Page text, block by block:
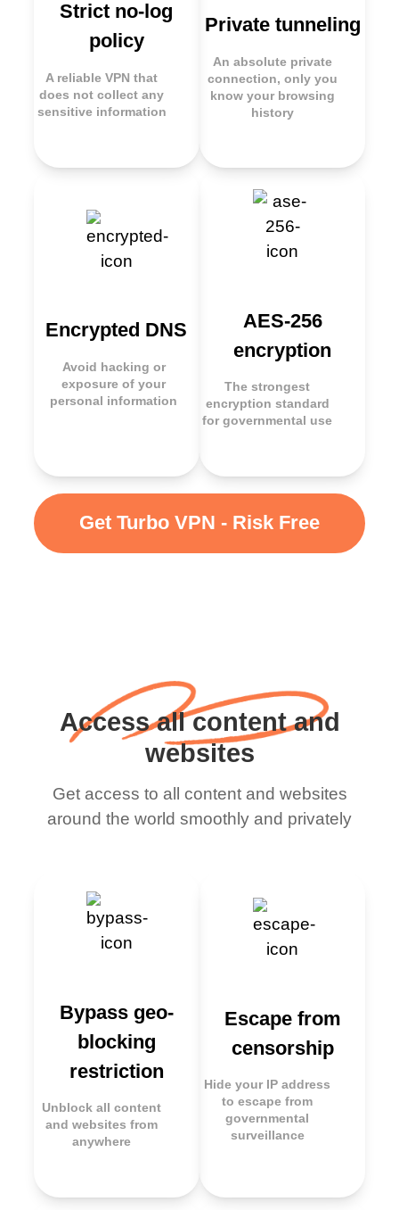
Strict no-log
policy
A reliable VPN that
does not collect any
sensitive information
Private tunneling
An absolute private
connection, only you
know your browsing
history
Encrypted DNS
Avoid hacking or
exposure of your
personal information
AES-256
encryption
The strongest
encryption standard
for governmental use
Get Turbo VPN - Risk Free
Access all content and
websites
Get access to all content and websites
around the world smoothly and privately
Bypass geo-
blocking
restriction
Unblock all content
and websites from
anywhere
Escape from
censorship
Hide your IP address
to escape from
governmental
surveillance